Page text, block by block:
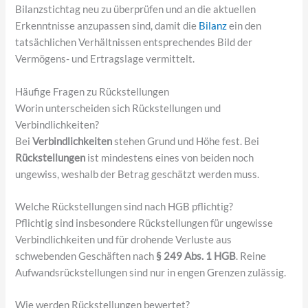
Bilanzstichtag neu zu überprüfen und an die aktuellen
Erkenntnisse anzupassen sind, damit die Bilanzein den
tatsächlichen Verhältnissen entsprechendes Bild der
Vermögens- und Ertragslage vermittelt.
Häufige Fragen zu Rückstellungen
Worin unterscheiden sich Rückstellungen und
Verbindlichkeiten?
BeiVerbindlichkeitenstehen Grund und Höhe fest. Bei
Rückstellungen ist mindestens eines von beiden noch
ungewiss, weshalb der Betrag geschätzt werden muss.
Welche Rückstellungen sind nach HGB pflichtig?
Pflichtig sind insbesondere Rückstellungen für ungewisse
Verbindlichkeiten und für drohende Verluste aus
schwebenden Geschäften nach § 249 Abs. 1 HGB. Reine
Aufwandsrückstellungen sind nur in engen Grenzen zulässig.
Wie werden Rückstellungen bewertet?